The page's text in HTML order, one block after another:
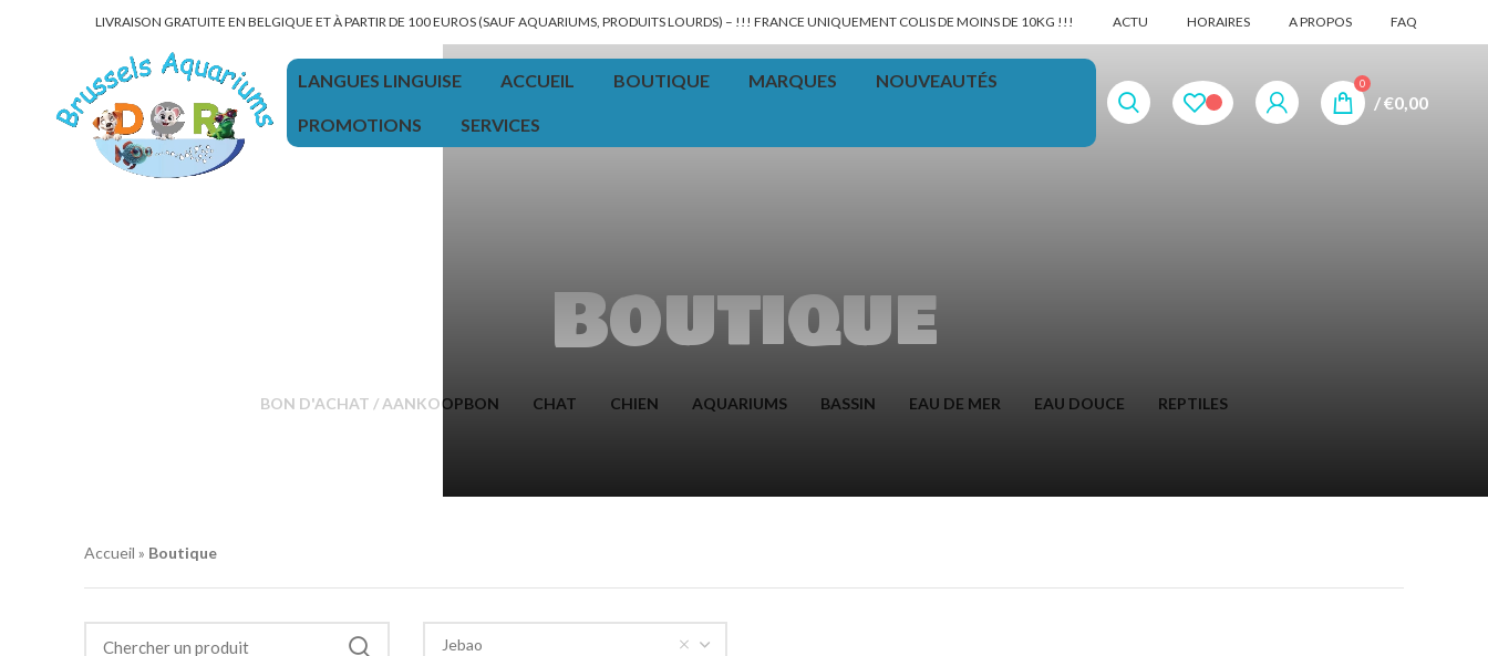
LIVRAISON GRATUITE EN BELGIQUE ET À PARTIR DE 100 EUROS (SAUF AQUARIUMS, PRODUITS LOURDS) – !!! FRANCE UNIQUEMENT COLIS DE MOINS DE 10KG !!! ACTU HORAIRES A PROPOS FAQ
LANGUES LINGUISE ACCUEIL BOUTIQUE MARQUES NOUVEAUTÉS
PROMOTIONS SERVICES
0
/€0,00
Boutique
BON D'ACHAT / AANKOOPBON CHAT CHIEN AQUARIUMS BASSIN EAU DE MER EAU DOUCE REPTILES
Accueil » Boutique
Jebao